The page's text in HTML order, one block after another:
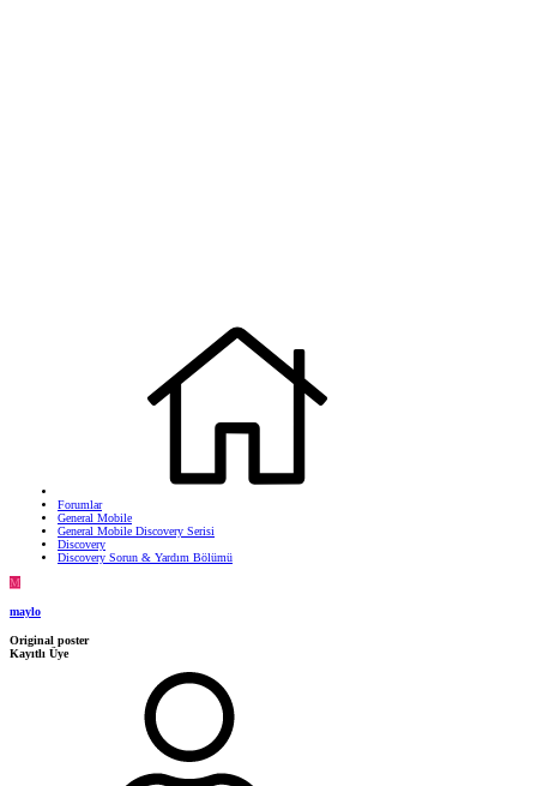
Forumlar
General Mobile
General Mobile Discovery Serisi
Discovery
Discovery Sorun & Yardım Bölümü
M
maylo
Original poster
Kayıtlı Üye